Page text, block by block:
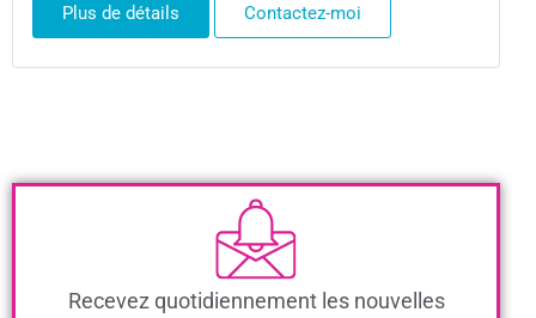
Plus de détails Contactez-moi
Recevez quotidiennement les nouvelles